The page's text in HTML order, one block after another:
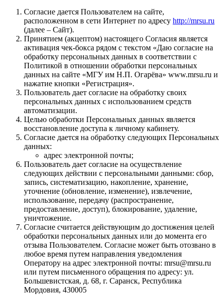
Согласие дается Пользователем на сайте,
расположенном в сети Интернет по адресу http://mrsu.ru
(далее – Сайт).
Принятием (акцептом) настоящего Согласия является
активация чек-бокса рядом с текстом «Даю согласие на
обработку персональных данных в соответствии с
Политикой в отношении обработки персональных
данных на сайте «МГУ им Н.П. Огарёва» www.mrsu.ru и
нажатие кнопки «Регистрация».
Пользователь дает согласие на обработку своих
персональных данных с использованием средств
автоматизации.
Целью обработки Персональных данных является
восстановление доступа к личному кабинету.
Согласие дается на обработку следующих Персональных
данных:
адрес электронной почты;
Пользователь дает согласие на осуществление
следующих действии с персональными данными: сбор,
запись, систематизацию, накопление, хранение,
уточнение (обновление, изменение), извлечение,
использование, передачу (распространение,
предоставление, доступ), блокирование, удаление,
уничтожение.
Согласие считается действующим до достижения целей
обработки персональных данных или до момента его
отзыва Пользователем. Согласие может быть отозвано в
любое время путем направления уведомления
Оператору на адрес электронной почты: mrsu@mrsu.ru
или путем письменного обращения по адресу: ул.
Большевистская, д. 68, г. Саранск, Республика
Мордовия, 430005